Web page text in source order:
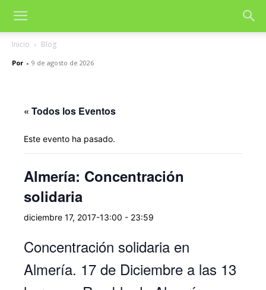
Inicio Blog
Por - 9 de agosto de 2026
« Todos los Eventos
Este evento ha pasado.
Almería: Concentración
solidaria
diciembre 17, 2017-13:00 - 23:59
Concentración solidaria en
Almería. 17 de Diciembre a las 13